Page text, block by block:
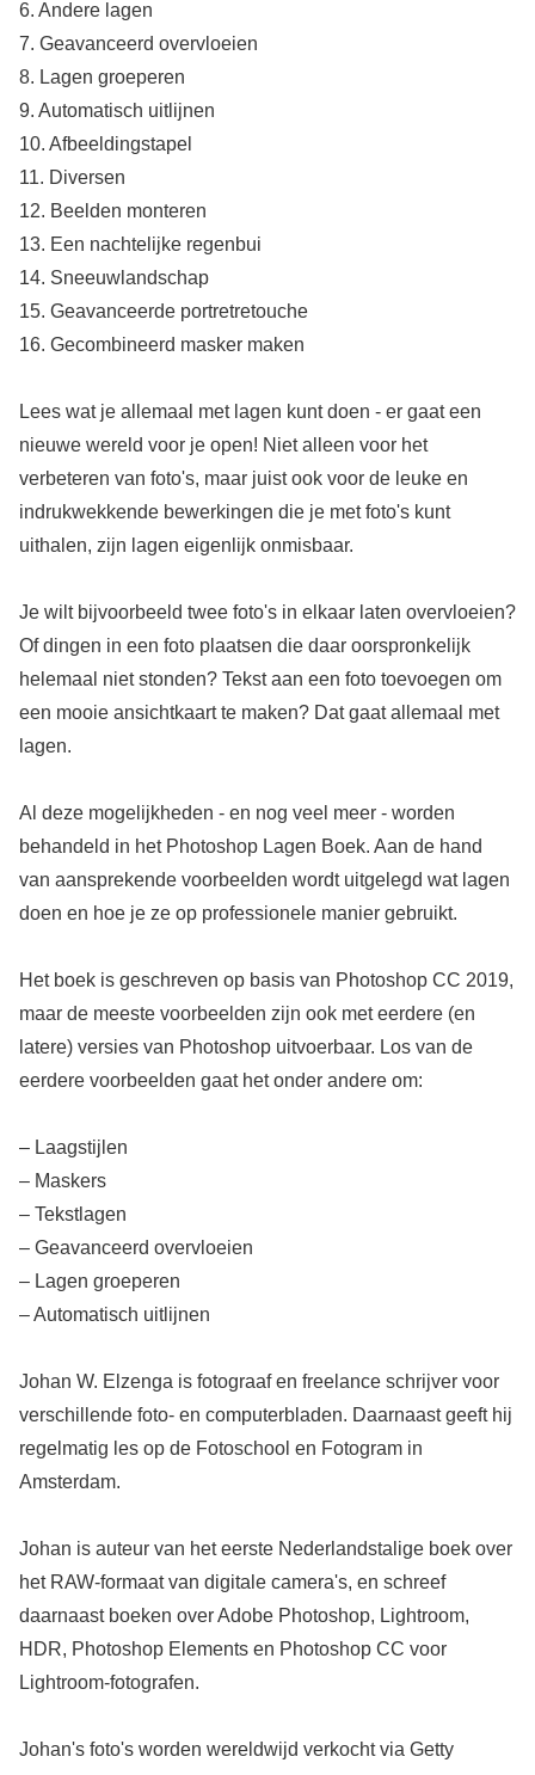
6. Andere lagen
7. Geavanceerd overvloeien
8. Lagen groeperen
9. Automatisch uitlijnen
10. Afbeeldingstapel
11. Diversen
12. Beelden monteren
13. Een nachtelijke regenbui
14. Sneeuwlandschap
15. Geavanceerde portretretouche
16. Gecombineerd masker maken
Lees wat je allemaal met lagen kunt doen - er gaat een
nieuwe wereld voor je open! Niet alleen voor het
verbeteren van foto's, maar juist ook voor de leuke en
indrukwekkende bewerkingen die je met foto's kunt
uithalen, zijn lagen eigenlijk onmisbaar.
Je wilt bijvoorbeeld twee foto's in elkaar laten overvloeien?
Of dingen in een foto plaatsen die daar oorspronkelijk
helemaal niet stonden? Tekst aan een foto toevoegen om
een mooie ansichtkaart te maken? Dat gaat allemaal met
lagen.
Al deze mogelijkheden - en nog veel meer - worden
behandeld in het Photoshop Lagen Boek. Aan de hand
van aansprekende voorbeelden wordt uitgelegd wat lagen
doen en hoe je ze op professionele manier gebruikt.
Het boek is geschreven op basis van Photoshop CC 2019,
maar de meeste voorbeelden zijn ook met eerdere (en
latere) versies van Photoshop uitvoerbaar. Los van de
eerdere voorbeelden gaat het onder andere om:
– Laagstijlen
– Maskers
– Tekstlagen
– Geavanceerd overvloeien
– Lagen groeperen
– Automatisch uitlijnen
Johan W. Elzenga is fotograaf en freelance schrijver voor
verschillende foto- en computerbladen. Daarnaast geeft hij
regelmatig les op de Fotoschool en Fotogram in
Amsterdam.
Johan is auteur van het eerste Nederlandstalige boek over
het RAW-formaat van digitale camera's, en schreef
daarnaast boeken over Adobe Photoshop, Lightroom,
HDR, Photoshop Elements en Photoshop CC voor
Lightroom-fotografen.
Johan's foto's worden wereldwijd verkocht via Getty